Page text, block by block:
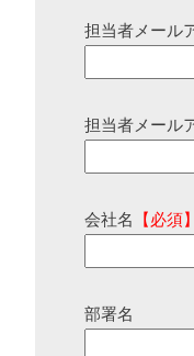
担当者メール
担当者メール
会社名 【必須】
部署名